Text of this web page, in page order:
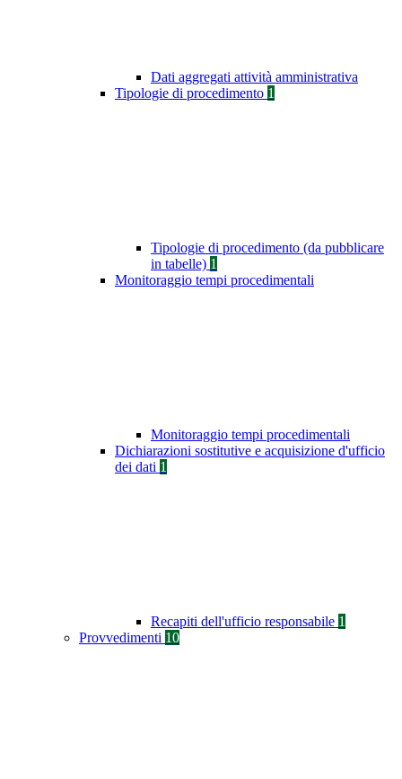
Dati aggregati attività amministrativa
Tipologie di procedimento 1
Tipologie di procedimento (da pubblicare
in tabelle) 1
Monitoraggio tempi procedimentali
Monitoraggio tempi procedimentali
Dichiarazioni sostitutive e acquisizione d'ufficio
dei dati 1
Recapiti dell'ufficio responsabile 1
Provvedimenti 10